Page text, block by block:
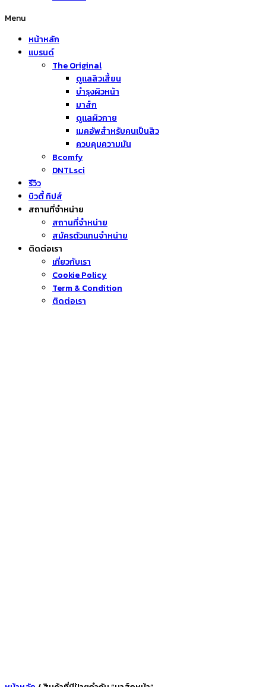
Menu
หน้าหลัก
แบรนด์
The Original
ดูแลสิวเสี้ยน
บำรุงผิวหน้า
มาส์ก
ดูแลผิวกาย
เมคอัพสำหรับคนเป็นสิว
ควบคุมความมัน
Bcomfy
DNTLsci
รีวิว
บิวตี้ ทิปส์
สถานที่จำหน่าย
สถานที่จำหน่าย
สมัครตัวแทนจำหน่าย
ติดต่อเรา
เกี่ยวกับเรา
Cookie Policy
Term & Condition
ติดต่อเรา